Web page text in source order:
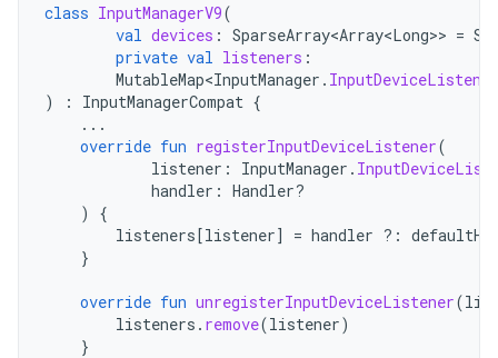
class InputManagerV9(
val devices : SparseArray<Array<Long>> =
private val listeners :
MutableMap<InputManager . InputDeviceListener
)
: InputManagerCompat {
...
override fun registerInputDeviceListener(
listener : InputManager .
handler : Handler?
)
{
listeners[listener] = handler ?:
}
override fun unregisterInputDeviceListener(
listeners . remove(listener)
}